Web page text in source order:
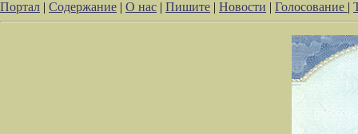
Портал | Содержание | О нас | Пишите | Новости | Голосование |